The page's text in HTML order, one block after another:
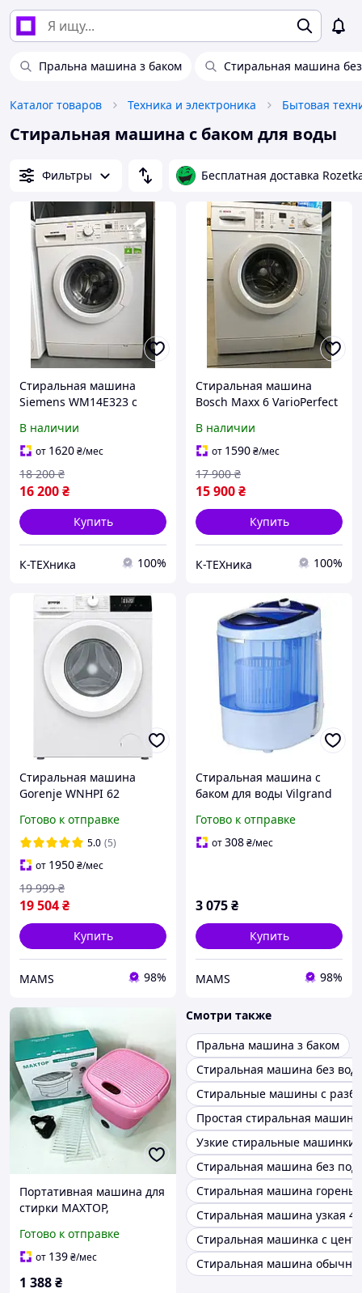
Пральна машина з баком Стиральная машина
Каталог товаров Техника и электроника Бытовая
Стиральная машина с баком для воды
Фильтры Бесплатная доставка
Стиральная машина
Siemens WM14E323 с
(автономная) б/у.
В наличии
от 1620₴/мес
16 200₴
18 200 ₴
Купить
К-ТЕХника 100%
Стиральная машина
Bosch Maxx 6 VarioPerfect
В наличии
от 1590₴/мес
15 900₴
17 900 ₴
Купить
К-ТЕХника 100%
Стиральная машина
Gorenje WNHPI 62
воды)
Готово к отправке
5.0 (5)
от 1950₴/мес
19 504₴
19 999 ₴
Купить
MAMS 98%
Стиральная машина с
баком для воды Vilgrand
машинка автомат
портативная PN-66
Готово к отправке
от308₴/мес
3 075₴
Купить
MAMS 98%
Портативная машина для
стирки MAXTOP,
баком для воды Складная
стиральная WP-16
Готово к отправке
от 139₴/мес
1 388₴
Смотри также
Пральна машина з баком
Стиральная машина без
Стиральные машины с
Простая стиральная машина
Узкие стиральные машинки
Стиральная машина без
Стиральная машина
Стиральная машина узкая
Стиральная машинка с
Стиральная машина